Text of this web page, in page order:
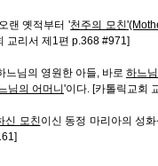
랜 옛적부터 '천주의 모친
교리서 제1편 p.368 #971]
느님의 영원한 아들, 바로 하느
님의 어머니 '이다. [카톨릭교회
신 모친이신 동정 마리아의 성